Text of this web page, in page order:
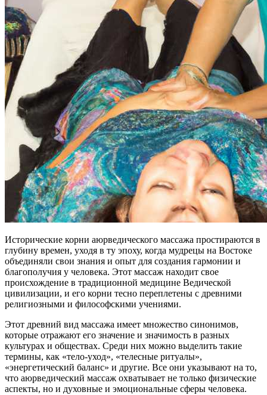
Исторические корни аюрведического массажа простираются в
глубину времен, уходя в ту эпоху, когда мудрецы на Востоке
объединяли свои знания и опыт для создания гармонии и
благополучия у человека. Этот массаж находит свое
происхождение в традиционной медицине Ведической
цивилизации, и его корни тесно переплетены с древними
религиозными и философскими учениями.
Этот древний вид массажа имеет множество синонимов,
которые отражают его значение и значимость в разных
культурах и обществах. Среди них можно выделить такие
термины, как «тело-уход», «телесные ритуалы»,
«энергетический баланс» и другие. Все они указывают на то,
что аюрведический массаж охватывает не только физические
аспекты, но и духовные и эмоциональные сферы человека.